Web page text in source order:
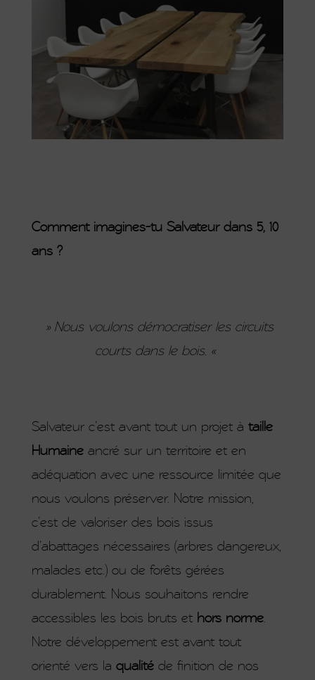
Comment imagines-tu Salvateur dans 5, 10
ans ?
» Nous voulons démocratiser les circuits
courts dans le bois. «
Salvateur c’est avant tout un projet à taille
Humaineancré sur un territoire et en
adéquation avec une ressource limitée que
nous voulons préserver. Notre mission,
c’est de valoriser des bois issus
d’abattages nécessaires (arbres dangereux,
malades etc.) ou de forêts gérées
durablement. Nous souhaitons rendre
accessibles les bois bruts et hors norme.
Notre développement est avant tout
orienté vers la qualitéde finition de nos